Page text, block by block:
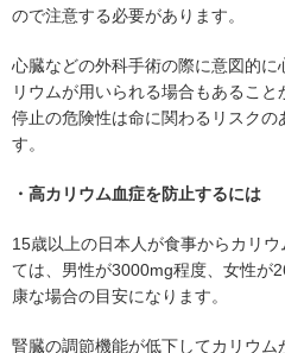
ので注意する必要があります。
心臓などの外科手術の際に意図的
リウムが用いられる場合もあるこ
停止の危険性は命に関わるリスクの
す。
・高カリウム血症を防止するには
15歳以上の日本人が食事からカリ
ては、男性が3000mg程度、女性が
康な場合の目安になります。
腎臓の調節機能が低下してカリウム